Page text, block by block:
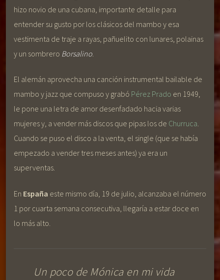
hizo novio de una cubana, importante detalle para
entender su gusto por los clásicos del mambo y esa
vestimenta de traje a rayas, pañuelito con lunares, polainas
y un sombrero Borsalino
El alemán aprovecha una canción instrumental bailable de
mambo y jazz que compuso y grabó Pérez Prado en 1949,
le pone una letra de amor desenfadado hacia varias
mujeres y, a vender más discos que pipas los de Churruca.
Cuando se puso el disco a la venta, el single (que se había
empezado a vender tres meses antes) ya era un
superventas.
En España este mismo día, 19 de julio, alcanzaba el número
1 por cuarta semana consecutiva, llegaría a estar doce en
lo más alto.
Un poco de Mónica en mi vida